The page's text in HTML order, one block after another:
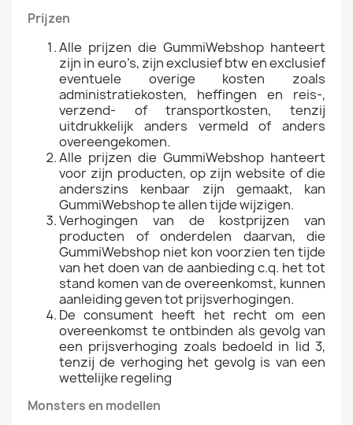
Prijzen
Alle prijzen die GummiWebshop hanteert
zijn in euro’s, zijn exclusief btw en exclusief
eventuele overige kosten zoals
administratiekosten, heffingen en reis-,
verzend- of transportkosten, tenzij
uitdrukkelijk anders vermeld of anders
overeengekomen.
Alle prijzen die GummiWebshop hanteert
voor zijn producten, op zijn website of die
anderszins kenbaar zijn gemaakt, kan
GummiWebshop te allen tijde wijzigen.
Verhogingen van de kostprijzen van
producten of onderdelen daarvan, die
GummiWebshop niet kon voorzien ten tijde
van het doen van de aanbieding c.q. het tot
stand komen van de overeenkomst, kunnen
aanleiding geven tot prijsverhogingen.
De consument heeft het recht om een
overeenkomst te ontbinden als gevolg van
een prijsverhoging zoals bedoeld in lid 3,
tenzij de verhoging het gevolg is van een
wettelijke regeling
Monsters en modellen